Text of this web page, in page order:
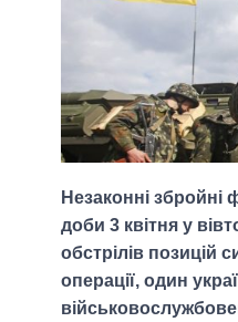
Незаконні збройні
доби 3 квітня у
обстрілів позицій
операції, один